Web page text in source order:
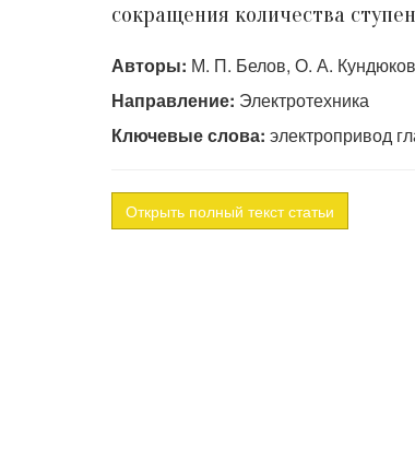
сокращения количества
Авторы: М. П. Белов, О. А.
Направление: Электротехника
Ключевые слова: электропривод
Открыть полный текст статьи